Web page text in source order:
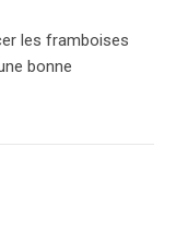
les framboises
bonne